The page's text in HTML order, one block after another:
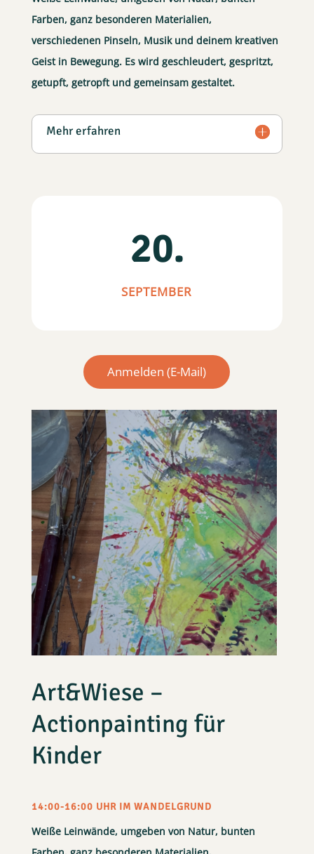
Farben, ganz besonderen Materialien,
verschiedenen Pinseln, Musik und deinem kreativen
Geist in Bewegung. Es wird geschleudert, gespritzt,
getupft, getropft und gemeinsam gestaltet.
Mehr erfahren
20.
SEPTEMBER
Anmelden (E-Mail)
Art&Wiese –
Actionpainting für
Kinder
14:00-16:00 UHR IM WANDELGRUND
Weiße Leinwände, umgeben von Natur, bunten